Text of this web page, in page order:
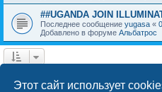
Этот сайт использует
##UGANDA JOIN
Последнее сообщение yugasa «
Добавлено в форуме Альбатрос